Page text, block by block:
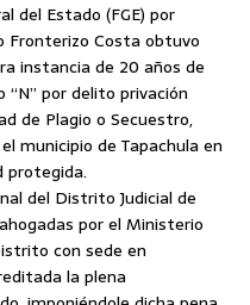
del Estado (FGE) por
Fronterizo Costa obtuvo
instancia de 20 años de
por delito privación
de Plagio o Secuestro,
municipio de Tapachula en
protegida.
del Distrito Judicial de
por el Ministerio
con sede en
la plena